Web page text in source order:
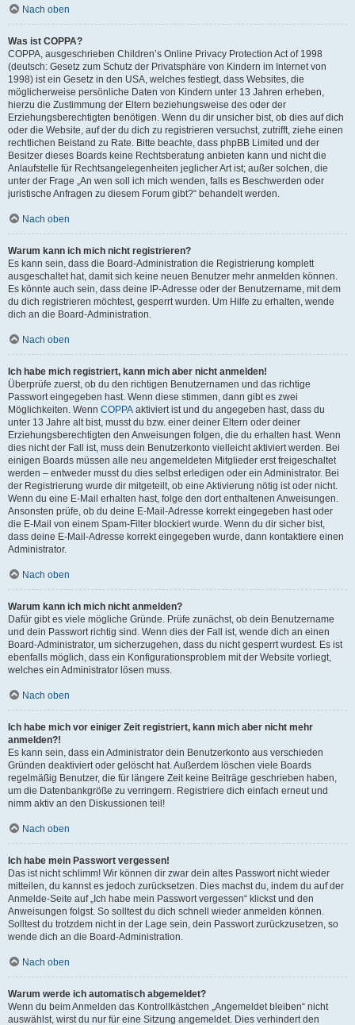
Nach oben
Was ist COPPA?
COPPA, ausgeschrieben Children’s Online Privacy Protection Act of 1998
(deutsch: Gesetz zum Schutz der Privatsphäre von Kindern im Internet von
1998) ist ein Gesetz in den USA, welches festlegt, dass Websites, die
möglicherweise persönliche Daten von Kindern unter 13 Jahren erheben,
hierzu die Zustimmung der Eltern beziehungsweise des oder der
Erziehungsberechtigten benötigen. Wenn du dir unsicher bist, ob dies auf dich
oder die Website, auf der du dich zu registrieren versuchst, zutrifft, ziehe einen
rechtlichen Beistand zu Rate. Bitte beachte, dass phpBB Limited und der
Besitzer dieses Boards keine Rechtsberatung anbieten kann und nicht die
Anlaufstelle für Rechtsangelegenheiten jeglicher Art ist; außer solchen, die
unter der Frage „An wen soll ich mich wenden, falls es Beschwerden oder
juristische Anfragen zu diesem Forum gibt?“ behandelt werden.
Nach oben
Warum kann ich mich nicht registrieren?
Es kann sein, dass die Board-Administration die Registrierung komplett
ausgeschaltet hat, damit sich keine neuen Benutzer mehr anmelden können.
Es könnte auch sein, dass deine IP-Adresse oder der Benutzername, mit dem
du dich registrieren möchtest, gesperrt wurden. Um Hilfe zu erhalten, wende
dich an die Board-Administration.
Nach oben
Ich habe mich registriert, kann mich aber nicht anmelden!
Überprüfe zuerst, ob du den richtigen Benutzernamen und das richtige
Passwort eingegeben hast. Wenn diese stimmen, dann gibt es zwei
Möglichkeiten. Wenn COPPA aktiviert ist und du angegeben hast, dass du
unter 13 Jahre alt bist, musst du bzw. einer deiner Eltern oder deiner
Erziehungsberechtigten den Anweisungen folgen, die du erhalten hast. Wenn
dies nicht der Fall ist, muss dein Benutzerkonto vielleicht aktiviert werden. Bei
einigen Boards müssen alle neu angemeldeten Mitglieder erst freigeschaltet
werden – entweder musst du dies selbst erledigen oder ein Administrator. Bei
der Registrierung wurde dir mitgeteilt, ob eine Aktivierung nötig ist oder nicht.
Wenn du eine E-Mail erhalten hast, folge den dort enthaltenen Anweisungen.
Ansonsten prüfe, ob du deine E-Mail-Adresse korrekt eingegeben hast oder
die E-Mail von einem Spam-Filter blockiert wurde. Wenn du dir sicher bist,
dass deine E-Mail-Adresse korrekt eingegeben wurde, dann kontaktiere einen
Administrator.
Nach oben
Warum kann ich mich nicht anmelden?
Dafür gibt es viele mögliche Gründe. Prüfe zunächst, ob dein Benutzername
und dein Passwort richtig sind. Wenn dies der Fall ist, wende dich an einen
Board-Administrator, um sicherzugehen, dass du nicht gesperrt wurdest. Es ist
ebenfalls möglich, dass ein Konfigurationsproblem mit der Website vorliegt,
welches ein Administrator lösen muss.
Nach oben
Ich habe mich vor einiger Zeit registriert, kann mich aber nicht mehr
anmelden?!
Es kann sein, dass ein Administrator dein Benutzerkonto aus verschieden
Gründen deaktiviert oder gelöscht hat. Außerdem löschen viele Boards
regelmäßig Benutzer, die für längere Zeit keine Beiträge geschrieben haben,
um die Datenbankgröße zu verringern. Registriere dich einfach erneut und
nimm aktiv an den Diskussionen teil!
Nach oben
Ich habe mein Passwort vergessen!
Das ist nicht schlimm! Wir können dir zwar dein altes Passwort nicht wieder
mitteilen, du kannst es jedoch zurücksetzen. Dies machst du, indem du auf der
Anmelde-Seite auf „Ich habe mein Passwort vergessen“ klickst und den
Anweisungen folgst. So solltest du dich schnell wieder anmelden können.
Solltest du trotzdem nicht in der Lage sein, dein Passwort zurückzusetzen, so
wende dich an die Board-Administration.
Nach oben
Warum werde ich automatisch abgemeldet?
Wenn du beim Anmelden das Kontrollkästchen „Angemeldet bleiben“ nicht
auswählst, wirst du nur für eine Sitzung angemeldet. Dies verhindert den